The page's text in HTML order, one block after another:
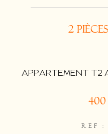
2
APPARTEMENT T2
REF :